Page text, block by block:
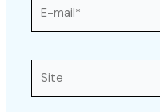
mail*